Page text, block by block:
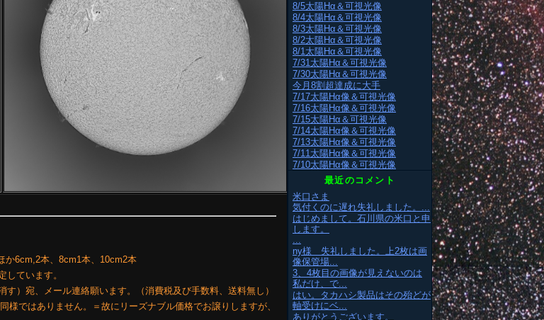
6cm,2本、8cm1本、10cm2本
ています。
）宛、メール連絡願います。（消費税及び手数料、送料無し）
様ではありません。＝故にリーズナブル価格でお譲りしますが、
8/5太陽Hα＆可視光像
8/4太陽Hα＆可視光像
8/3太陽Hα＆可視光像
8/2太陽Hα＆可視光像
8/1太陽Hα＆可視光像
7/31太陽Hα＆可視光像
7/30太陽Hα＆可視光像
今月8割超達成に大手
7/17太陽Hα像＆可視光像
7/16太陽Hα像＆可視光像
7/15太陽Hα＆可視光像
7/14太陽Hα像＆可視光像
7/13太陽Hα像＆可視光像
7/11太陽Hα像＆可視光像
7/10太陽Hα像＆可視光像
最近のコメント
米口さま
気付くのに遅れ失礼しました。...
はじめまして。石川県の米口と申
します。
...
ny様 失礼しました。上2枚は画
像保管場...
3、4枚目の画像が見えないのは
私だけ、で...
はい。タカハシ製品はその殆どが
軸受けにベ...
ありがとうございます。